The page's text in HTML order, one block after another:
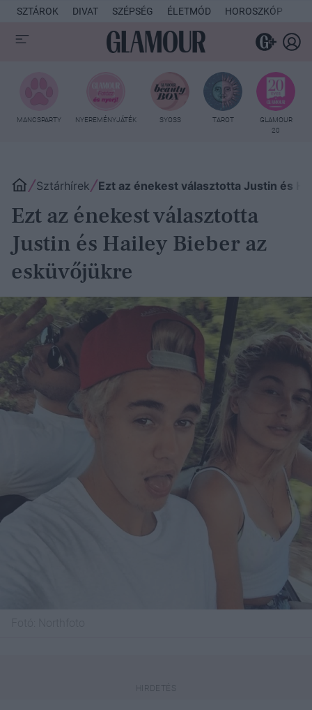
SZTÁROK DIVAT SZÉPSÉG ÉLETMÓD HOROSZKÓP
MANCSPARTY NYEREMÉNYJÁTÉK SYOSS TAROT
GLAMOUR
20
Sztárhírek Ezt az énekest választotta Justin és
Ezt az énekest választotta
Justin és Hailey Bieber az
esküvőjükre